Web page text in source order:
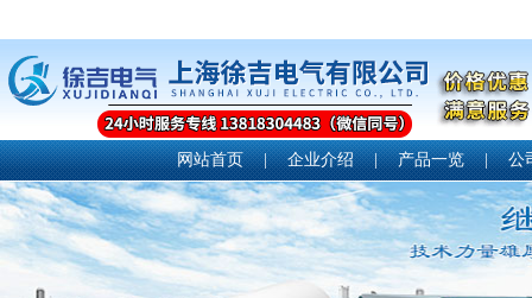
网站首页 | 企业介绍 | 产品一览 | 公